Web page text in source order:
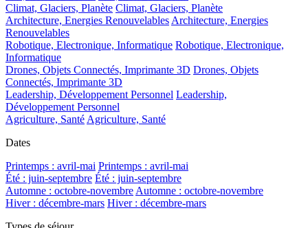
Climat, Glaciers, Planète Climat, Glaciers, Planète
Architecture, Energies Renouvelables Architecture, Energies
Renouvelables
Robotique, Electronique, Informatique Robotique, Electronique,
Informatique
Drones, Objets Connectés, Imprimante 3D Drones, Objets
Connectés, Imprimante 3D
Leadership, Développement Personnel Leadership,
Développement Personnel
Agriculture, Santé Agriculture, Santé
Dates
Printemps : avril-mai Printemps : avril-mai
Été : juin-septembre Été : juin-septembre
Automne : octobre-novembre Automne : octobre-novembre
Hiver : décembre-mars Hiver : décembre-mars